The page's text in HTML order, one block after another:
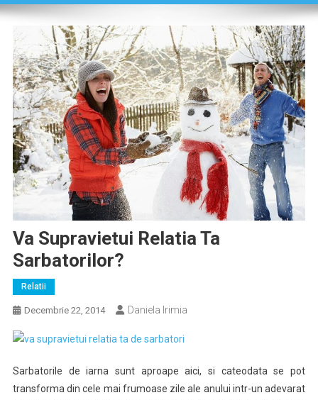
Va Supravietui Relatia Ta
Sarbatorilor?
Relatii
Decembrie 22, 2014 Daniela Irimia
Sarbatorile de iarna sunt aproape aici, si cateodata se pot
transforma din cele mai frumoase zile ale anului intr-un adevarat